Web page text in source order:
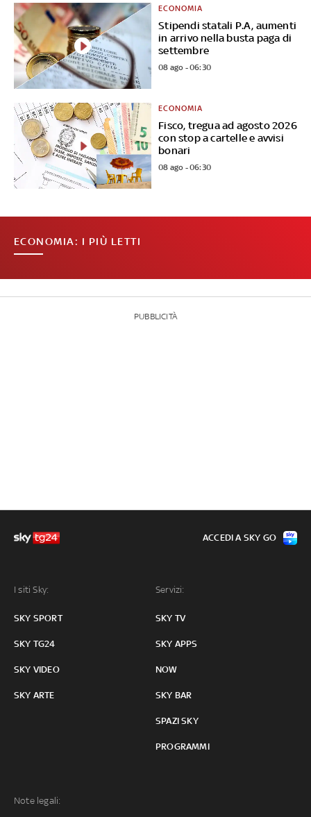
Stipendi statali P.A, aumenti
in arrivo nella busta paga di
settembre
ECONOMIA
08 ago - 06:30
Fisco, tregua ad agosto 2026
con stop a cartelle e avvisi
bonari
ECONOMIA
08 ago - 06:30
ECONOMIA: I PIÙ LETTI
PUBBLICITÀ
I siti Sky:
SKY SPORT
SKY TG24
SKY VIDEO
SKY ARTE
Servizi:
SKY TV
SKY APPS
NOW
SKY BAR
SPAZI SKY
PROGRAMMI
Note legali:
ACCEDI A SKY GO